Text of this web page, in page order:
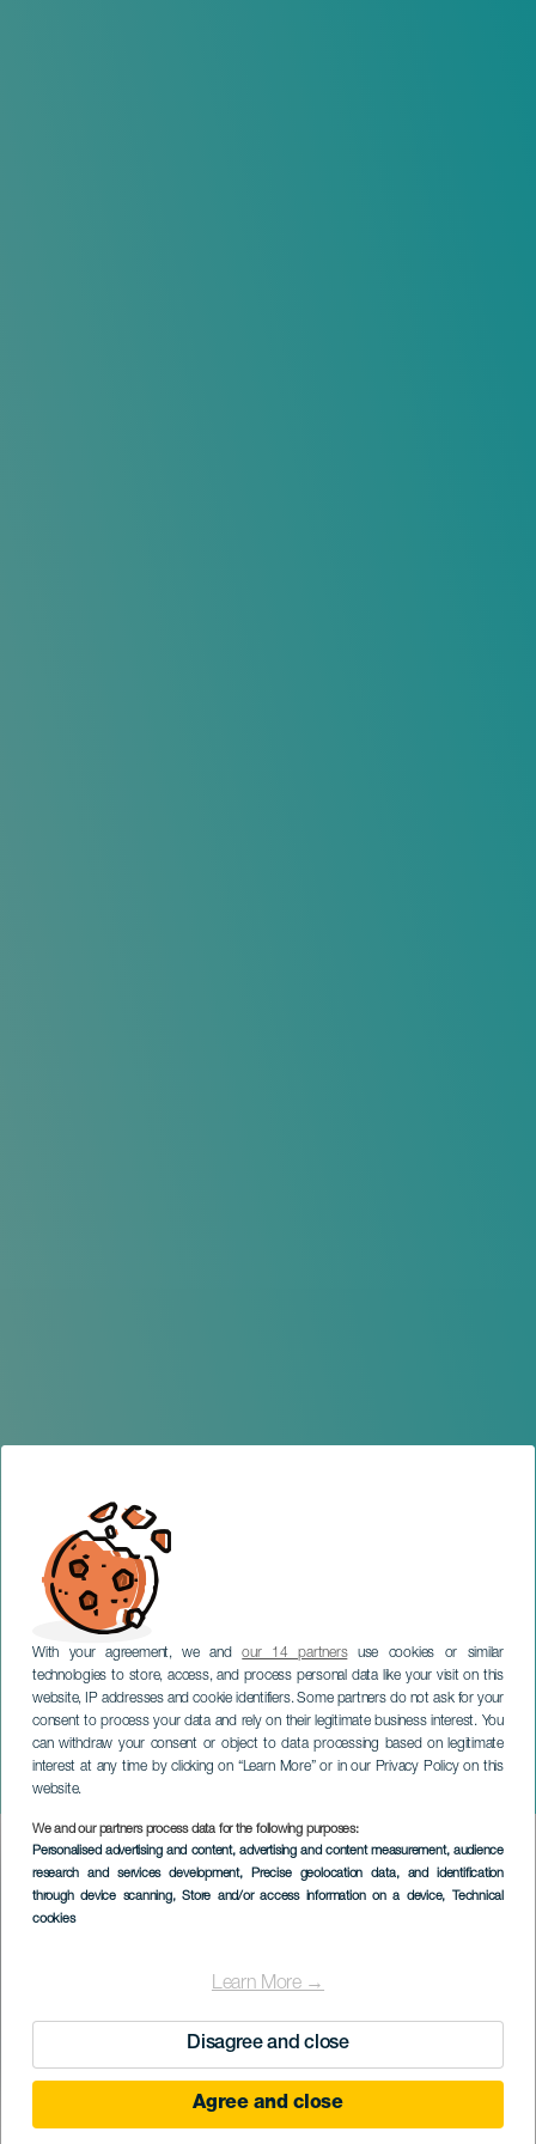
With your agreement, we andour 14 partnersuse cookies or similar
technologies to store, access, and process personal data like your visit on this
website, IP addresses and cookie identifiers. Some partners do not ask for your
consent to process your data and rely on their legitimate business interest. You
can withdraw your consent or object to data processing based on legitimate
interest at any time by clicking on “Learn More” or in our Privacy Policy on this
website.
We and our partners process data for the following purposes:
Personalised advertising and content, advertising and content measurement, audience
research and services development, Precise geolocation data, and identification
through device scanning, Store and/or access information on a device, Technical
cookies
Learn More →
Disagree and close
Agree and close
Cartas Perdidas
TENERIFE
Imagen
Listado